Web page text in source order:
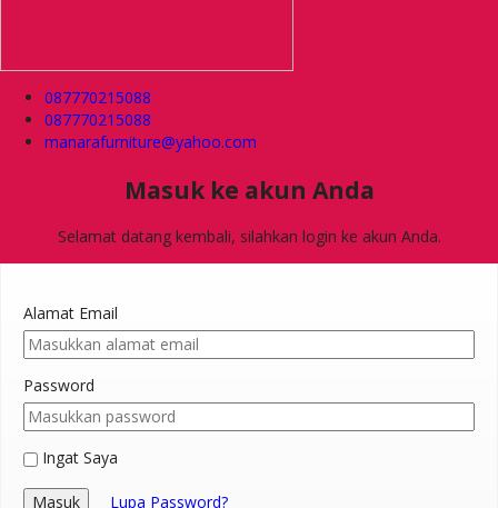
087770215088
087770215088
manarafurniture@yahoo.com
Masuk ke akun Anda
Selamat datang kembali, silahkan login ke akun Anda.
Alamat Email
Password
Ingat Saya
Masuk Lupa Password?